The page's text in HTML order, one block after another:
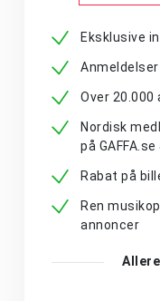
Eksklusive
Over
Nordisk
på GAFFA.se
Rabat på
Ren
annoncer